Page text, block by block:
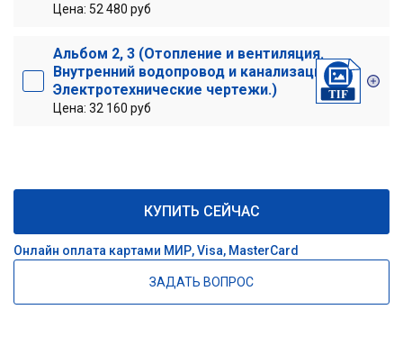
Цена: 52 480 руб
Альбом 2, 3 (Отопление и вентиляция.
Внутренний водопровод и канализация.
Электротехнические чертежи.)
Цена: 32 160 руб
КУПИТЬ СЕЙЧАС
Онлайн оплата картами МИР, Visa, MasterCard
ЗАДАТЬ ВОПРОС